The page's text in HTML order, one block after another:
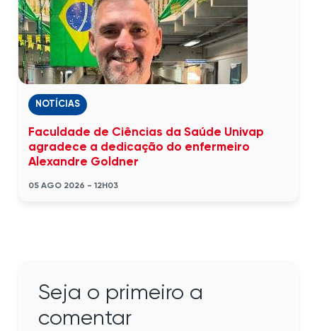
NOTÍCIAS
Faculdade de Ciências da Saúde Univap
agradece a dedicação do enfermeiro
Alexandre Goldner
05 AGO 2026 - 12H03
Seja o primeiro a
comentar